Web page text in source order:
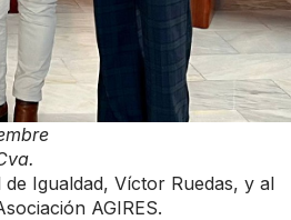
Igualdad, Víctor Ruedas, y al
AGIRES.